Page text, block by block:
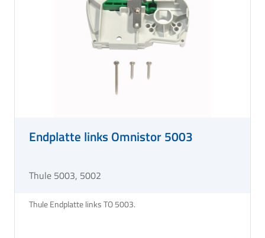
Endplatte links Omnistor 5003
Thule 5003, 5002